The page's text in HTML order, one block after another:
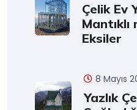
Çelik Ev
Mantıklı
Eksiler
8 Mayıs
Yazlık